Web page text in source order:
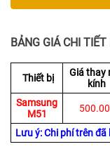
BẢNG GIÁ CHI TIẾT
Thiết bị
Giá thay
kính
Samsung
M51
Lưu ý:Chi phí trên